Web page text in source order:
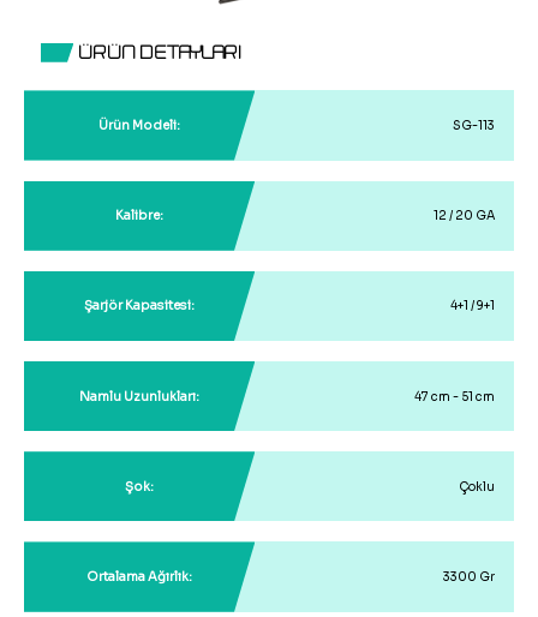
ÜRÜN DETAYLARI
Ürün Modeli: SG-113
Kalibre: 12 / 20 GA
Şarjör Kapasitesi: 4+1 / 9+1
Namlu Uzunlukları: 47 cm - 51 cm
Şok: Çoklu
Ortalama Ağırlık: 3300 Gr